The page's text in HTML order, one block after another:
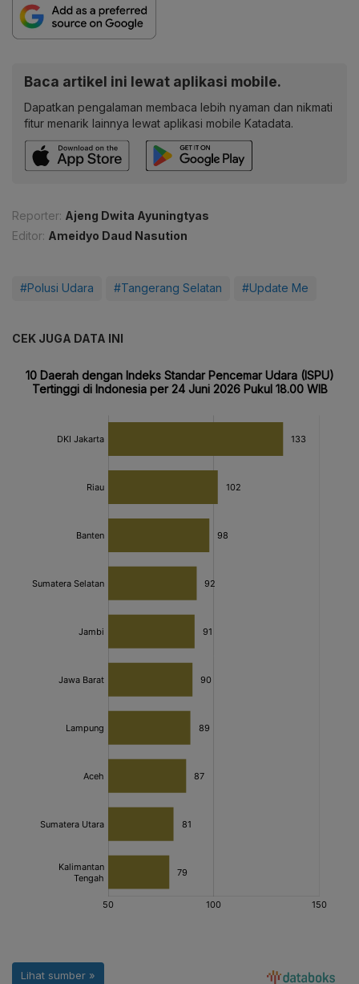
Baca artikel ini lewat aplikasi mobile.
Dapatkan pengalaman membaca lebih nyaman dan nikmati
fitur menarik lainnya lewat aplikasi mobile Katadata.
Reporter: Ajeng Dwita Ayuningtyas
Editor: Ameidyo Daud Nasution
#Polusi Udara #Tangerang Selatan #Update Me
CEK JUGA DATA INI